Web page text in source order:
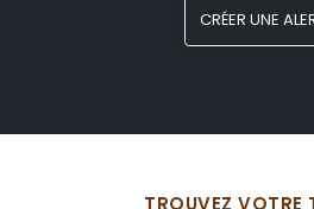
CRÉER UNE
TROUVEZ VOTRE